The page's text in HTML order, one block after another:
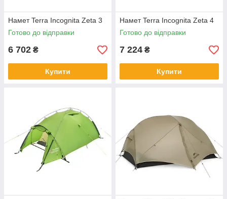
Намет Terra Incognita Zeta 3
Готово до відправки
6 702 ₴
Купити
Намет Terra Incognita Zeta 4
Готово до відправки
7 224 ₴
Купити